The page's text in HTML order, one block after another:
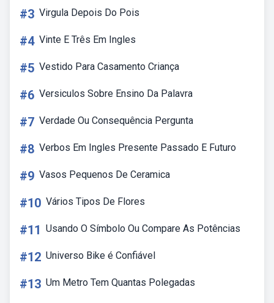
#3 Virgula Depois Do Pois
#4 Vinte E Três Em Ingles
#5 Vestido Para Casamento Criança
#6 Versiculos Sobre Ensino Da Palavra
#7 Verdade Ou Consequência Pergunta
#8 Verbos Em Ingles Presente Passado E Futuro
#9 Vasos Pequenos De Ceramica
#10 Vários Tipos De Flores
#11 Usando O Símbolo Ou Compare As Potências
#12 Universo Bike é Confiável
#13 Um Metro Tem Quantas Polegadas